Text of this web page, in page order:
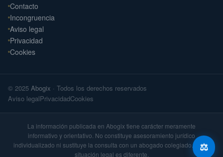
Contacto
Incongruencia
Aviso legal
Privacidad
Cookies
© 2025 Abogix · Todos los derechos reservados
Aviso legalPrivacidadCookies
La información publicada en Abogix tiene carácter meramente
informativo y orientativo. No constituye asesoramiento jurídico
individualizado ni sustituye la consulta con un abogado colegiado. Cada
situación legal es diferente.
Laterna Abogados
📍 Santiago de Compostela
Arteaga Abogados
Derecho Civil
⚖️